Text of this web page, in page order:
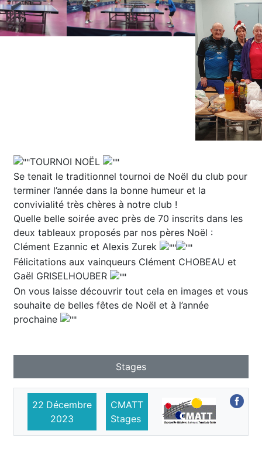
TOURNOI NOËL
Se tenait le traditionnel tournoi de Noël du club pour
terminer l’année dans la bonne humeur et la
convivialité très chères à notre club !
Quelle belle soirée avec près de 70 inscrits dans les
deux tableaux proposés par nos pères Noël :
Clément Ezannic et Alexis Zurek
Félicitations aux vainqueurs Clément CHOBEAU et
Gaël GRISELHOUBER
On vous laisse découvrir tout cela en images et vous
souhaite de belles fêtes de Noël et à l’année
prochaine
Stages
22 Décembre
2023
CMATT
Stages